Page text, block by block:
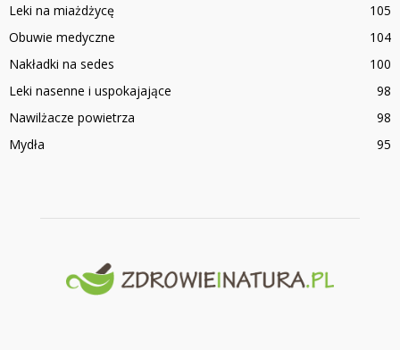
Leki na miażdżycę
105
Obuwie medyczne
104
Nakładki na sedes
100
Leki nasenne i uspokajające
98
Nawilżacze powietrza
98
Mydła
95